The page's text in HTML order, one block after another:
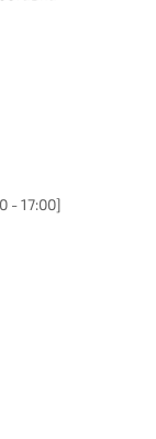
- 17:00]